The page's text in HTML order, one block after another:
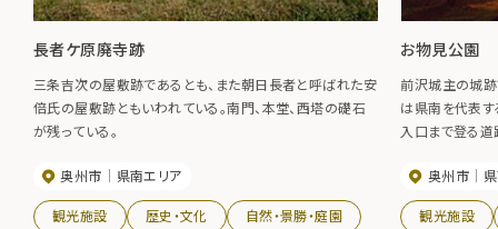
長者ケ原廃寺跡
三条吉次の屋敷跡であるとも、また朝日長者と呼ばれた安
倍氏の屋敷跡ともいわれている。南門、本堂、西塔の礎石
が残っている。
奥州市 県南エリア
観光施設 歴史・文化 自然・景勝・庭園
お物見公園
前沢城主の城跡
は県南を代表す
入口まで登る道
では、ぼんぼ
われます。
奥州市
観光施設